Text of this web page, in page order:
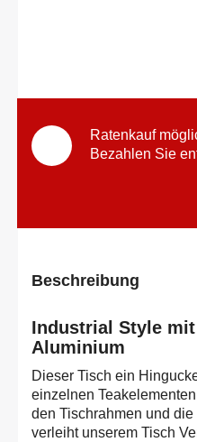
Ratenkauf
Bezahlen Sie
Beschreibung
Industrial Style
Aluminium
Dieser Tisch ein
einzelnen
den Tischrahmen und
verleiht unserem Tisch